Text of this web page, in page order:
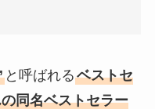
と呼ばれるベストセ
同名ベストセラー